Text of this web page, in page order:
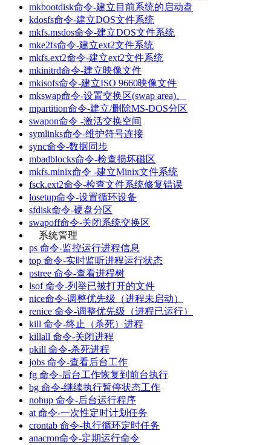
mkbootdisk命令-建立目前系统的启动盘
kdosfs命令-建立DOS文件系统
mkfs.msdos命令-建立DOS文件系统
mke2fs命令-建立ext2文件系统
mkfs.ext2命令-建立ext2文件系统
mkinitrd命令-建立映像文件
mkisofs命令-建立ISO 9660映像文件
mkswap命令-设置交换区(swap area)。
mpartition命令-建立/删除MS-DOS分区
swapon命令 -激活交换空间
symlinks命令-维护符号连接
sync命令-数据同步
mbadblocks命令-检查损坏磁区
mkfs.minix命令 -建立Minix文件系统
fsck.ext2命令-检查文件系统修复错误
losetup命令-设置循环设备
sfdisk命令-硬盘分区
swapoff命令-关闭系统交换区
系统管理
ps 命令-监控运行进程信息
top 命令-实时监听进程运行状态
pstree 命令-查看进程树
lsof 命令-列举已被打开的文件
nice命令-调整优先级（进程未启动）
renice 命令-调整优先级（进程已运行）
kill 命令-终止（杀死）进程
killall 命令-关闭进程
pkill 命令-杀死进程
jobs 命令-查看后台工作
fg 命令-后台工作恢复到前台执行
bg 命令-继续执行暂停状态工作
nohup 命令-后台运行程序
at 命令-一次性定时计划任务
crontab 命令-执行循环定时任务
anacron命令-定期运行命令